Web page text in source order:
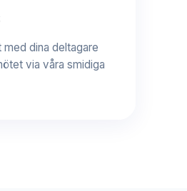
dina deltagare
via våra smidiga